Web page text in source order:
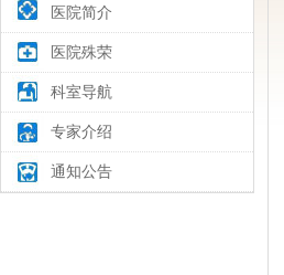
医院简介
医院殊荣
科室导航
专家介绍
通知公告